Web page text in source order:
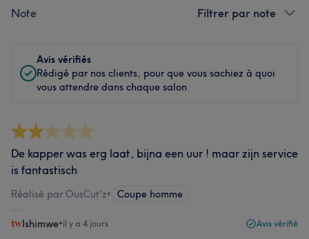
Note Filtrer par note
Avis vérifiés
Rédigé par nos clients, pour que vous sachiez à quoi
vous attendre dans chaque salon
De kapper was erg laat, bijna een uur ! maar zijn service
is fantastisch
Réalisé par OusCut'z• Coupe homme
Ishimwe•il y a 4 jours Avis vérifié